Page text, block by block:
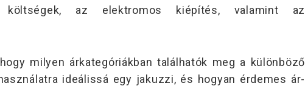
költségek, az elektromos kiépítés, valamint az
milyen árkategóriákban találhatók meg a különböző
ideálissá egy jakuzzi, és hogyan érdemes ár-